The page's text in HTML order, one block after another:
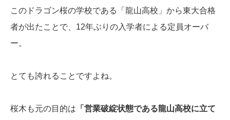
このドラゴン桜の学校である「龍山高校」から東大合格
者が出たことで、12年ぶりの入学者による定員オーバ
ー。
とても誇れることですよね。
桜木も元の目的は 「営業破綻状態である龍山高校に立て